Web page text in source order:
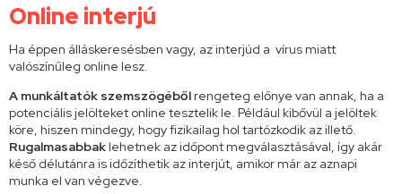
Online interjú
Ha éppen álláskeresésben vagy, az interjúd a vírus miatt
valószínűleg online lesz.
A munkáltatók szemszögéből rengeteg előnye van annak, ha a
potenciális jelölteket online tesztelik le. Például kibővül a jelöltek
köre, hiszen mindegy, hogy fizikailag hol tartózkodik az illető.
Rugalmasabbak lehetnek az időpont megválasztásával, így akár
késő délutánra is időzíthetik az interjút, amikor már az aznapi
munka el van végezve.